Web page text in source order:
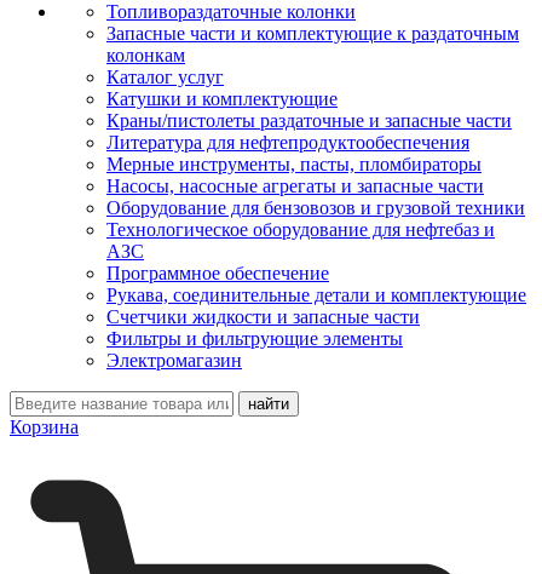
Топливораздаточные колонки
Запасные части и комплектующие к раздаточным
колонкам
Каталог услуг
Катушки и комплектующие
Краны/пистолеты раздаточные и запасные части
Литература для нефтепродуктообеспечения
Мерные инструменты, пасты, пломбираторы
Насосы, насосные агрегаты и запасные части
Оборудование для бензовозов и грузовой техники
Технологическое оборудование для нефтебаз и
АЗС
Программное обеспечение
Рукава, соединительные детали и комплектующие
Счетчики жидкости и запасные части
Фильтры и фильтрующие элементы
Электромагазин
Корзина